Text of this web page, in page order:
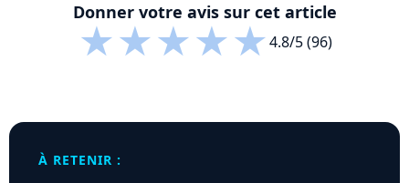
Donner votre avis sur cet article
★★★★★4.8/5 (96)
À RETENIR :